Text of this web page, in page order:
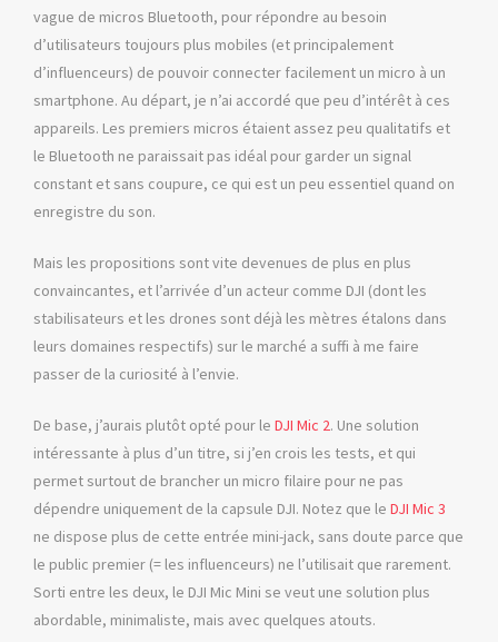
vague de micros Bluetooth, pour répondre au besoin
d’utilisateurs toujours plus mobiles (et principalement
d’influenceurs) de pouvoir connecter facilement un micro à un
smartphone. Au départ, je n’ai accordé que peu d’intérêt à ces
appareils. Les premiers micros étaient assez peu qualitatifs et
le Bluetooth ne paraissait pas idéal pour garder un signal
constant et sans coupure, ce qui est un peu essentiel quand on
enregistre du son.
Mais les propositions sont vite devenues de plus en plus
convaincantes, et l’arrivée d’un acteur comme DJI (dont les
stabilisateurs et les drones sont déjà les mètres étalons dans
leurs domaines respectifs) sur le marché a suffi à me faire
passer de la curiosité à l’envie.
De base, j’aurais plutôt opté pour le DJI Mic 2. Une solution
intéressante à plus d’un titre, si j’en crois les tests, et qui
permet surtout de brancher un micro filaire pour ne pas
dépendre uniquement de la capsule DJI. Notez que le DJI Mic 3
ne dispose plus de cette entrée mini-jack, sans doute parce que
le public premier (= les influenceurs) ne l’utilisait que rarement.
Sorti entre les deux, le DJI Mic Mini se veut une solution plus
abordable, minimaliste, mais avec quelques atouts.